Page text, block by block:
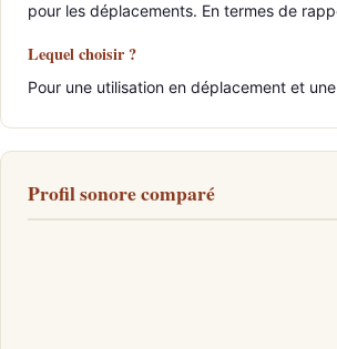
pour les déplacements. En termes de
Lequel choisir ?
Pour une utilisation en déplacement et
Profil sonore comparé